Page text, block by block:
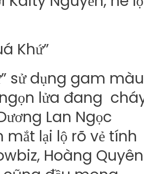
Khứ”
sử dụng gam màu
lửa đang
Lan Ngọc
lại lộ rõ vẻ tính
Hoàng Quyên